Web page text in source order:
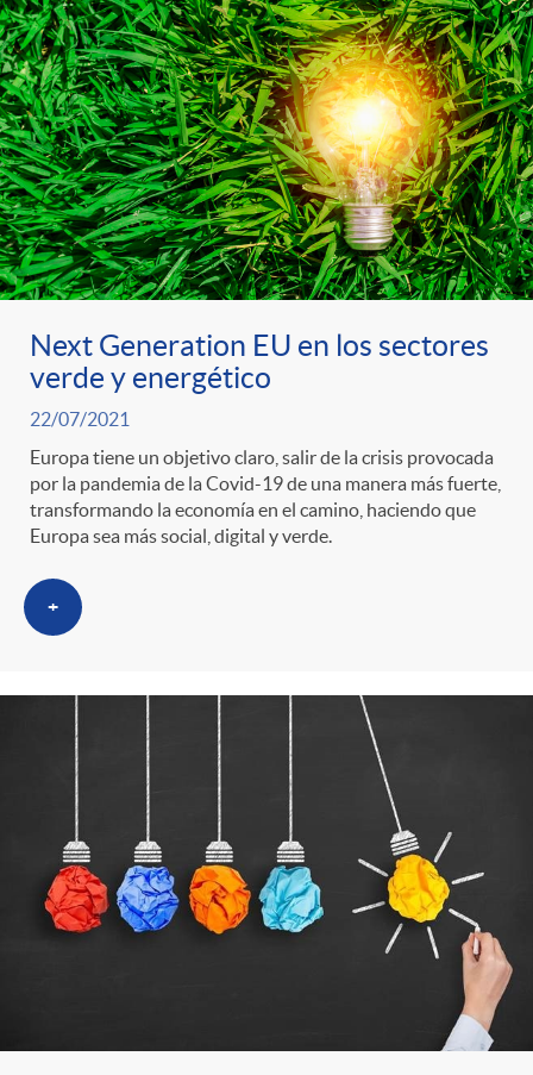
Next Generation EU en los sectores
verde y energético
22/07/2021
Europa tiene un objetivo claro, salir de la crisis provocada
por la pandemia de la Covid-19 de una manera más fuerte,
transformando la economía en el camino, haciendo que
Europa sea más social, digital y verde.
+